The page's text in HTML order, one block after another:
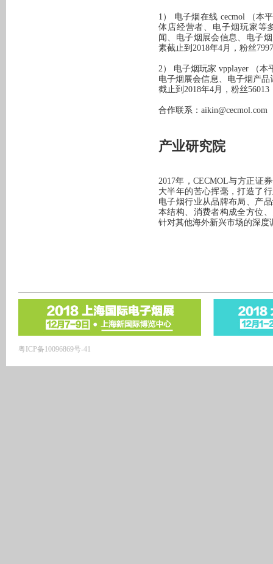
1） 电子烟在线 cecmol （本
体店经营者、电子烟玩家等
闻、电子烟展会信息、电子
素截止到2018年4月，粉丝
2） 电子烟玩家 vpplayer （
电子烟展会信息、电子烟产
截止到2018年4月，粉丝56013
合作联系：aikin@cecmol.com
产业研究院
2017年，CECMOL与方正证
大半年的苦心挥毫，打造了
电子烟行业从品牌布局、产
本结构、消费者构成全方位
针对其他海外新兴市场的深
粤ICP备10096869号-41